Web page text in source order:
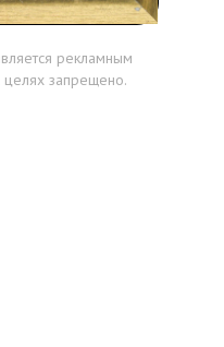
рекламным
целях запрещено.